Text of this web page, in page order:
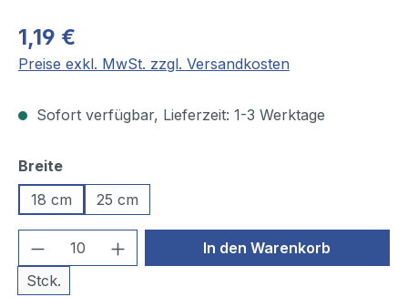
1,19 €
Preise exkl. MwSt. zzgl. Versandkosten
Sofort verfügbar, Lieferzeit: 1-3 Werktage
Breiteauswählen
18 cm
25 cm
Produkt Anzahl: Gib den
Stck.
In den Warenkorb